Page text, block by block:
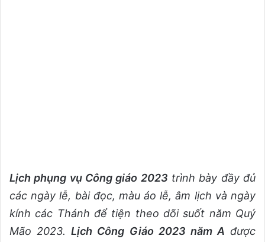
Lịch phụng vụ Công giáo 2023 trình bày đầy đủ
các ngày lễ, bài đọc, màu áo lễ, âm lịch và ngày
kính các Thánh để tiện theo dõi suốt năm Quý
Mão 2023.Lịch Công Giáo 2023 năm A được